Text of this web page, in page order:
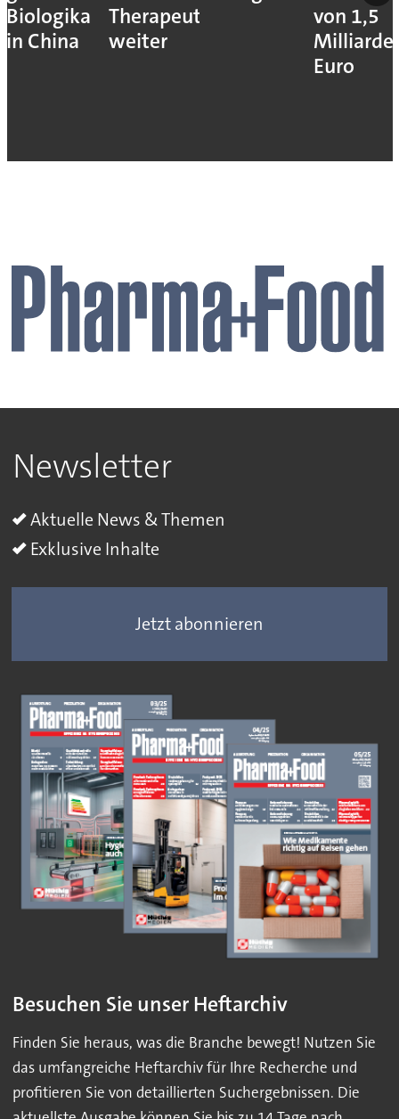
Biologika
in China
Therapeutika
weiter
von 1,5
Euro
Newsletter
Aktuelle News & Themen
Exklusive Inhalte
Jetzt abonnieren
Besuchen Sie unser Heftarchiv
Finden Sie heraus, was die Branche bewegt! Nutzen Sie
das umfangreiche Heftarchiv für Ihre Recherche und
profitieren Sie von detaillierten Suchergebnissen. Die